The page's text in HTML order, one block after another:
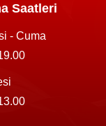
Saatleri
- Cuma